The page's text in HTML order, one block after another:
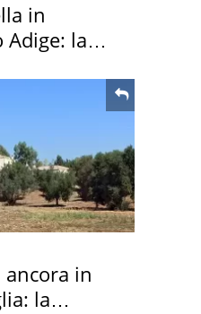
in
Adige: la
in
la